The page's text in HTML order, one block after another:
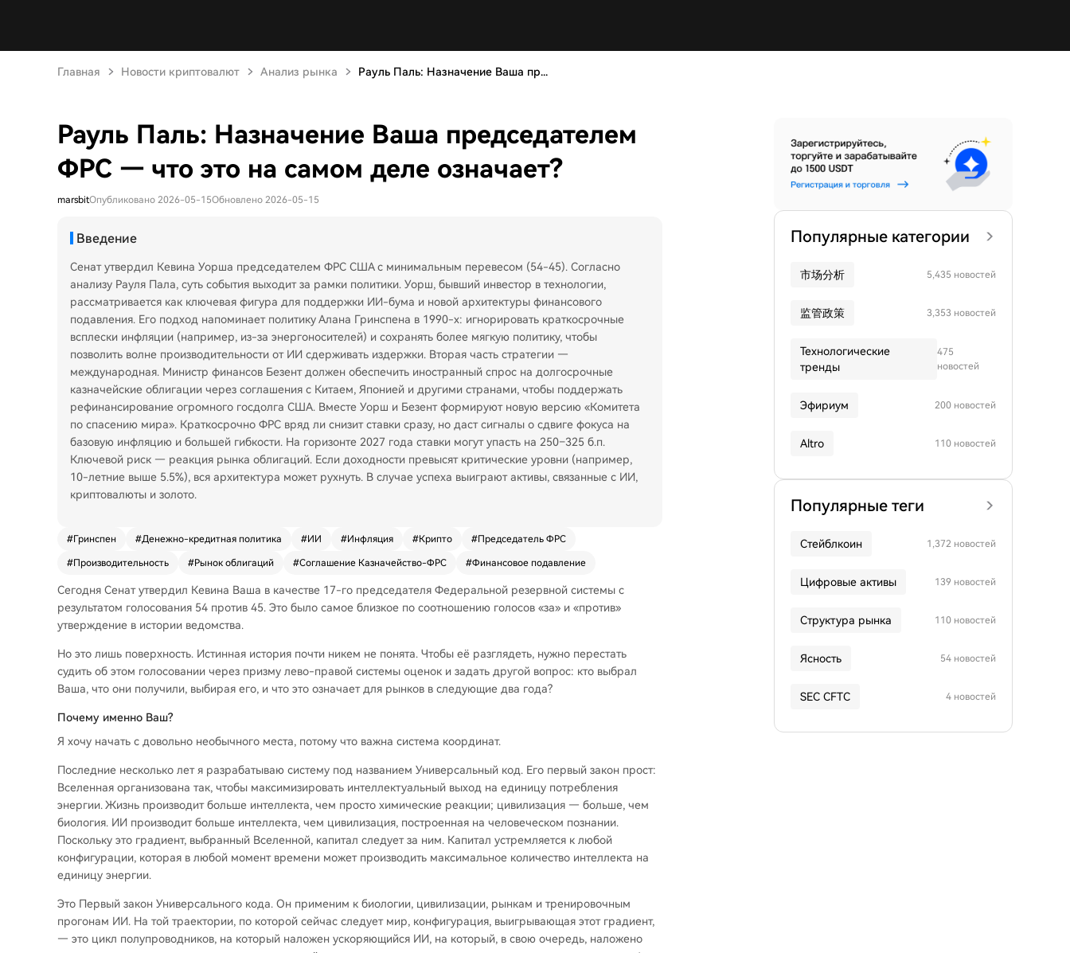
Главная Новости криптовалют Анализ рынка Рауль Паль: Назначение Ваша пр...
Рауль Паль: Назначение Ваша председателем
ФРС — что это на самом деле означает?
marsbitОпубликовано 2026-05-15Обновлено 2026-05-15
Введение
Сенат утвердил Кевина Уорша председателем ФРС США с минимальным перевесом (54-45). Согласно
анализу Рауля Пала, суть события выходит за рамки политики. Уорш, бывший инвестор в технологии,
рассматривается как ключевая фигура для поддержки ИИ-бума и новой архитектуры финансового
подавления. Его подход напоминает политику Алана Гринспена в 1990-х: игнорировать краткосрочные
всплески инфляции (например, из-за энергоносителей) и сохранять более мягкую политику, чтобы
позволить волне производительности от ИИ сдерживать издержки. Вторая часть стратегии —
международная. Министр финансов Безент должен обеспечить иностранный спрос на долгосрочные
казначейские облигации через соглашения с Китаем, Японией и другими странами, чтобы поддержать
рефинансирование огромного госдолга США. Вместе Уорш и Безент формируют новую версию «Комитета
по спасению мира». Краткосрочно ФРС вряд ли снизит ставки сразу, но даст сигналы о сдвиге фокуса на
базовую инфляцию и большей гибкости. На горизонте 2027 года ставки могут упасть на 250–325 б.п.
Ключевой риск — реакция рынка облигаций. Если доходности превысят критические уровни (например,
10-летние выше 5.5%), вся архитектура может рухнуть. В случае успеха выиграют активы, связанные с ИИ,
криптовалюты и золото.
#Гринспен #Денежно-кредитная политика #ИИ #Инфляция #Крипто #Председатель ФРС
#Производительность #Рынок облигаций #Соглашение Казначейство-ФРС #Финансовое подавление
Сегодня Сенат утвердил Кевина Ваша в качестве 17-го председателя Федеральной резервной системы с
результатом голосования 54 против 45. Это было самое близкое по соотношению голосов «за» и «против»
утверждение в истории ведомства.
Но это лишь поверхность. Истинная история почти никем не понята. Чтобы её разглядеть, нужно перестать
судить об этом голосовании через призму лево-правой системы оценок и задать другой вопрос: кто выбрал
Ваша, что они получили, выбирая его, и что это означает для рынков в следующие два года?
Почему именно Ваш?
Я хочу начать с довольно необычного места, потому что важна система координат.
Последние несколько лет я разрабатываю систему под названием Универсальный код. Его первый закон прост:
Вселенная организована так, чтобы максимизировать интеллектуальный выход на единицу потребления
энергии. Жизнь производит больше интеллекта, чем просто химические реакции; цивилизация — больше, чем
биология. ИИ производит больше интеллекта, чем цивилизация, построенная на человеческом познании.
Поскольку это градиент, выбранный Вселенной, капитал следует за ним. Капитал устремляется к любой
конфигурации, которая в любой момент времени может производить максимальное количество интеллекта на
единицу энергии.
Это Первый закон Универсального кода. Он применим к биологии, цивилизации, рынкам и тренировочным
прогонам ИИ. На той траектории, по которой сейчас следует мир, конфигурация, выигрывающая этот градиент,
— это цикл полупроводников, на который наложен ускоряющийся ИИ, на который, в свою очередь, наложено
Популярные категории
市场分析 5,435 новостей
监管政策 3,353 новостей
Технологические
тренды
475
новостей
Эфириум 200 новостей
Altro 110 новостей
Популярные теги
Стейблкоин 1,372 новостей
Цифровые активы 139 новостей
Структура рынка 110 новостей
Ясность 54 новостей
SEC CFTC 4 новостей